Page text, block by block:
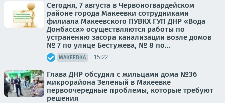
Сегодня, 7 августа в Червоногвардейском
районе города Макеевки сотрудниками
филиала Макеевского ПУВКХ ГУП ДНР «Вода
Донбасса» осуществляются работы по
устранению засора канализации возле домов
№ 7 по улице Бестужева, № 8 по...
МАКЕЕВКА 15:22
Глава ДНР обсудил с жильцами дома №36
микрорайона Зеленый в Макеевке
первоочередные проблемы, которые требуют
решения